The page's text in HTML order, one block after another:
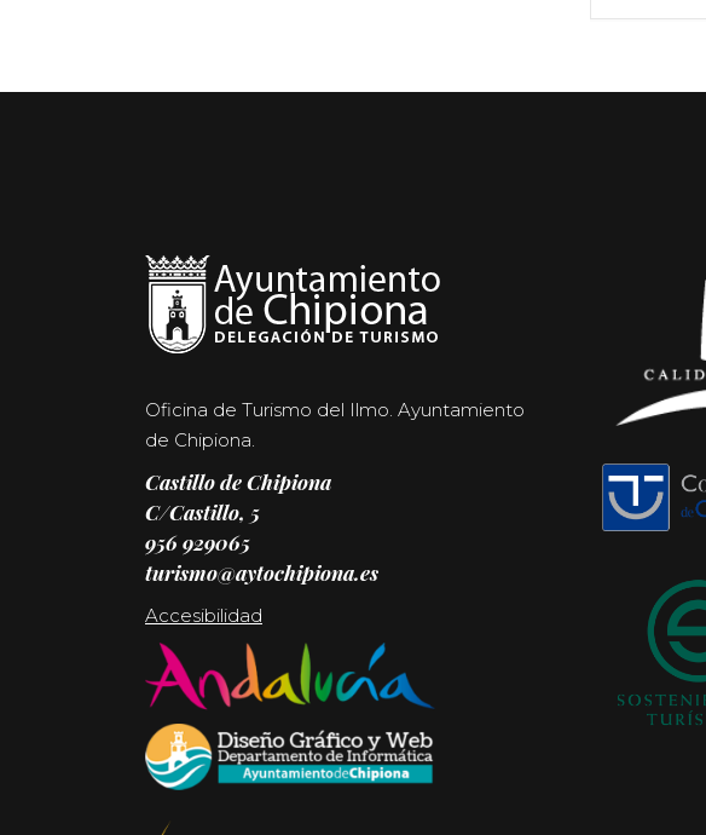
Oficina de Turismo del Ilmo. Ayuntamiento
de Chipiona.
Castillo de Chipiona
C/Castillo, 5
956 929065
turismo@aytochipiona.es
Accesibilidad